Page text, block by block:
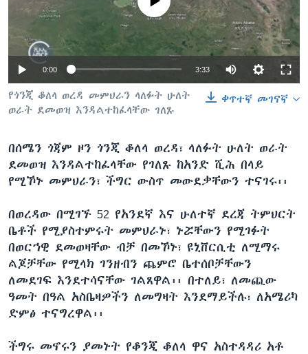
ቋንቋዎች
0:00 3:33
ቀጥተኛ መገናኛ
የጎንጂ ቆለላ ወረዳ መምህራን ላለፉት ሁለት
ወራት ደመወዝ እንዳልተከፈላቸው ገለጹ
በሰሜን ጎጃም ዞን ጎንጂ ቆለላ ወረዳ፣ ላለፉት ሁለት ወራት
ደመወዝ እንዳልተከፈላቸው የገለጹ ከአንድ ሺሕ በላይ
የሚኾኑ መምህራን፣ ችግር ውስጥ መውደቃቸውን ተናገሩ፡፡
በወረዳው በሚገኙ 52 የአንደኛ እና ሁለተኛ ደረጃ ትምህርት
ቤቶች የሚያስተምሩት መምህራኑ፣ ኑሯቸውን የሚገፉት
በወርኀዊ ደመወዛቸው ብቻ በመኾኑ፣ ዩኒቨርሲቲ ለሚማሩ
ልጆቻቸው የሚላክ ገንዘብን ጨምሮ ቤተሰቦቻቸውን
ለመደገፍ እንደተሳናቸው ገልጸዋል፡፡ በተለይ፣ ለመጪው
ዓመት በዓል አስቤዛዎችን ለመግዛት እንደማይችሉ፣ ለአሜሪካ
ድምፅ ተናግረዋል፡፡
ችግሩ መኖሩን ያመኑት የቆንጂ ቆለላ ዋና አስተዳዳሪ አቶ